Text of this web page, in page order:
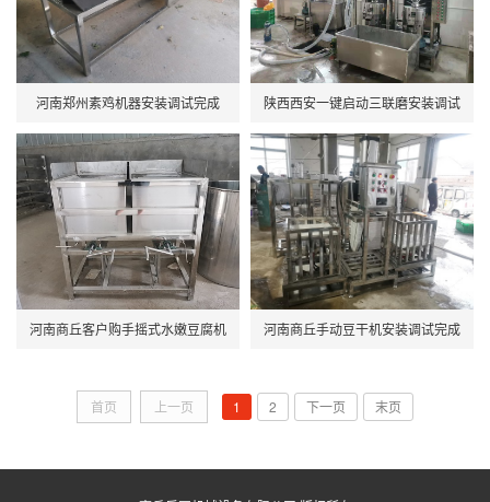
河南郑州素鸡机器安装调试完成 陕西西安一键启动三联磨安装调试
完成
河南商丘客户购手摇式水嫩豆腐机 河南商丘手动豆干机安装调试完成
首页 上一页 1 2 下一页 末页